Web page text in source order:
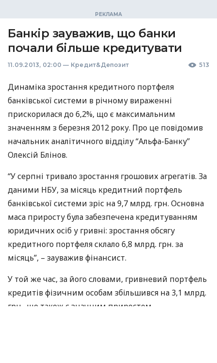
Банкір зауважив, що банки
почали більше кредитувати
11.09.2013, 02:00 — Кредит&Депозит 513
Динаміка зростання кредитного портфеля
банківської системи в річному вираженні
прискорилася до 6,2%, що є максимальним
значенням з березня 2012 року. Про це повідомив
начальник аналітичного відділу “Альфа-Банку”
Олексій Блінов.
“У серпні тривало зростання грошових агрегатів. За
даними НБУ, за місяць кредитний портфель
банківської системи зріс на 9,7 млрд. грн. Основна
маса приросту була забезпечена кредитуванням
юридичних осіб у гривні: зростання обсягу
кредитного портфеля склало 6,8 млрд. грн. за
місяць”, – зауважив фінансист.
У той же час, за його словами, гривневий портфель
кредитів фізичним особам збільшився на 3,1 млрд.
грн., що також є значним приростом.